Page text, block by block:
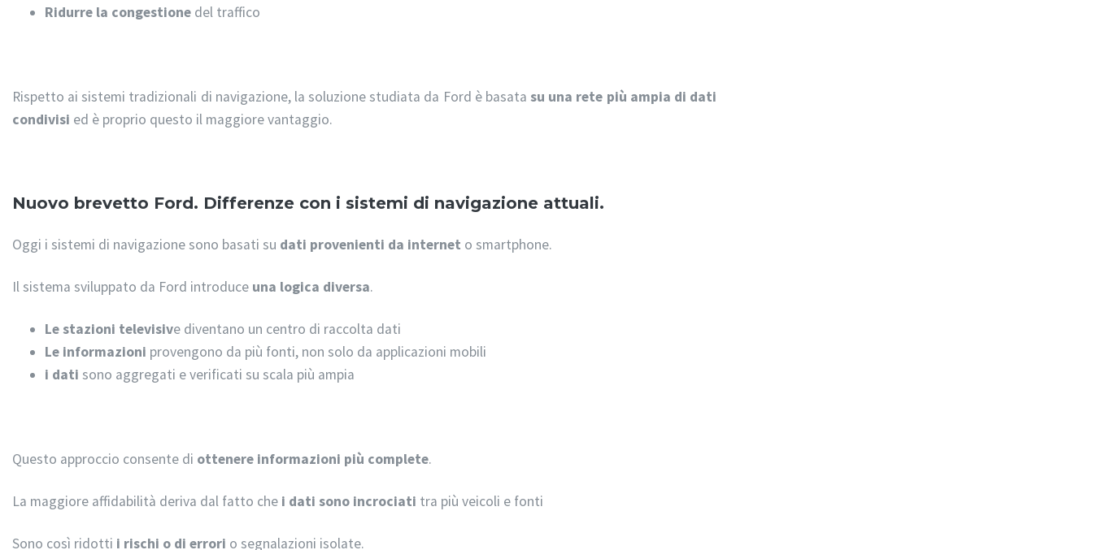
Ridurre la congestione del traffico
Rispetto ai sistemi tradizionali di navigazione, la soluzione studiata da Ford è basatasu una rete più ampia di dati
condivisi ed è proprio questo il maggiore vantaggio.
Nuovo brevetto Ford. Differenze con i sistemi di navigazione attuali.
Oggi i sistemi di navigazione sono basati su dati provenienti da internet o smartphone.
Il sistema sviluppato da Ford introduce una logica diversa.
Le stazioni televisive diventano un centro di raccolta dati
Le informazioni provengono da più fonti, non solo da applicazioni mobili
i dati sono aggregati e verificati su scala più ampia
Questo approccio consente di ottenere informazioni più complete.
La maggiore affidabilità deriva dal fatto che i dati sono incrociati tra più veicoli e fonti
Sono così ridotti i rischi o di errori o segnalazioni isolate.